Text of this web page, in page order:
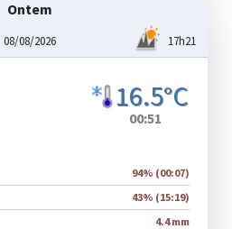
Ontem
08/08/2026 17h21
16.5°C
00:51
94% (00:07)
43% (15:19)
4.4 mm